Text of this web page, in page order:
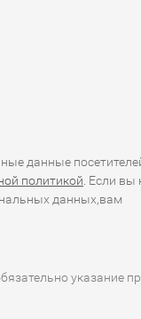
данные
политикой . Если вы
данных,вам
указание